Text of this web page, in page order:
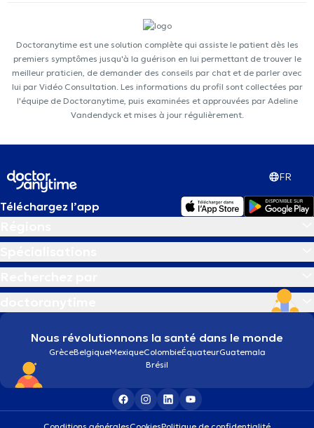
Doctoranytime est une solution complète qui assiste le patient dès les
premiers symptômes jusqu'à la guérison en lui permettant de trouver le
meilleur praticien, de demander des conseils par chat et de parler avec
lui par Vidéo Consultation. Les informations du profil sont collectées par
l'équipe de Doctoranytime, puis examinées et approuvées par Adeline
Vandendyck et mises à jour régulièrement.
FR
Téléchargez l’app
Nous révolutionnons la santé dans le monde
GrèceBelgiqueMexiqueColombieÉquateurGuatemala
Brésil